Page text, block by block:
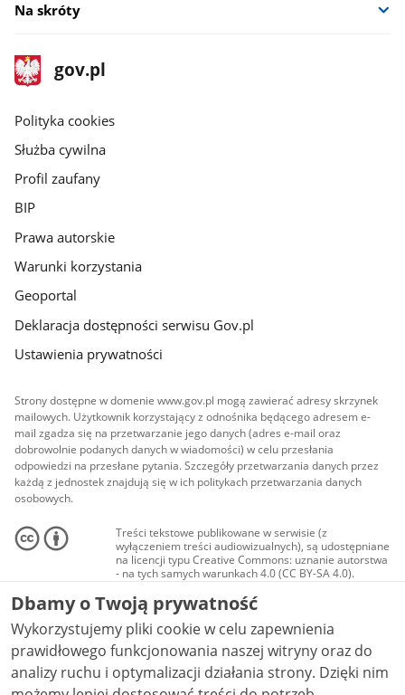
Na skróty
stopka
gov.pl
Strona
gov.pl
gov.pl
Polityka cookies
Służba cywilna
Profil zaufany
BIP
Prawa autorskie
Warunki korzystania
Geoportal
Deklaracja dostępności serwisu Gov.pl
Ustawienia prywatności
Strony dostępne w domenie www.gov.pl mogą zawierać adresy skrzynek
mailowych. Użytkownik korzystający z odnośnika będącego adresem e-
mail zgadza się na przetwarzanie jego danych (adres e-mail oraz
dobrowolnie podanych danych w wiadomości) w celu przesłania
odpowiedzi na przesłane pytania. Szczegóły przetwarzania danych przez
każdą z jednostek znajdują się w ich politykach przetwarzania danych
osobowych.
Treści tekstowe publikowane w serwisie (z
wyłączeniem treści audiowizualnych), są udostępniane
na licencji typu Creative Commons: uznanie autorstwa
- na tych samych warunkach 4.0 (CC BY-SA 4.0).
Materiały audiowizualne, w tym zdjęcia, materiały
audio i wideo, są udostępniane na licencji typu
Creative Commons: uznanie autorstwa użycie
niekomercyjne - bez utworów zależnych 4.0 (CC BY-
NC-ND 4.0), o ile nie jest to stwierdzone inaczej.
Dbamy o Twoją prywatność
Wykorzystujemy pliki cookie w celu zapewnienia
prawidłowego funkcjonowania naszej witryny oraz do
analizy ruchu i optymalizacji działania strony. Dzięki nim